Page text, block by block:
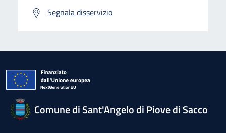
Segnala disservizio
Comune di Sant'Angelo di Piove di Sacco